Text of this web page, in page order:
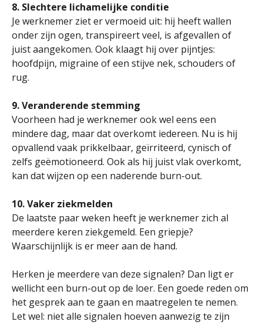
8. Slechtere lichamelijke conditie
Je werknemer ziet er vermoeid uit: hij heeft wallen
onder zijn ogen, transpireert veel, is afgevallen of
juist aangekomen. Ook klaagt hij over pijntjes:
hoofdpijn, migraine of een stijve nek, schouders of
rug.
9. Veranderende stemming
Voorheen had je werknemer ook wel eens een
mindere dag, maar dat overkomt iedereen. Nu is hij
opvallend vaak prikkelbaar, geïrriteerd, cynisch of
zelfs geëmotioneerd. Ook als hij juist vlak overkomt,
kan dat wijzen op een naderende burn-out.
10. Vaker ziekmelden
De laatste paar weken heeft je werknemer zich al
meerdere keren ziekgemeld. Een griepje?
Waarschijnlijk is er meer aan de hand.
Herken je meerdere van deze signalen? Dan ligt er
wellicht een burn-out op de loer. Een goede reden om
het gesprek aan te gaan en maatregelen te nemen.
Let wel: niet alle signalen hoeven aanwezig te zijn